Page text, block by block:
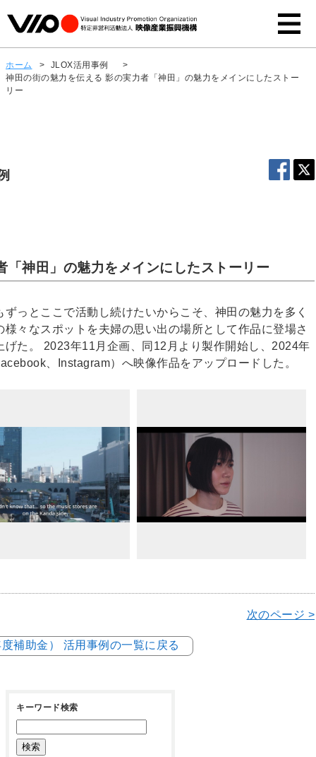
ホーム > JLOX活用事例
>
神田の街の魅力を伝える 影の実力者「神田」の魅力をメインにしたストー
リー
神田」の魅力をメインにしたストーリー
っとここで活動し続けたいからこそ、神田の魅力を多く
々なスポットを夫婦の思い出の場所として作品に登場さ
た。 2023年11月企画、同12月より製作開始し、2024年
、Instagram）へ映像作品をアップロードした。
次のページ >
補助金） 活用事例の一覧に戻る
キーワード検索